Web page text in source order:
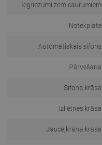
Iegriezumi zem caurumiem
Notekplate
Automātiskais sifons
Pārvešana
Sifona krāsa
Izlietnes krāsa
Jaucējkrāna krāsa